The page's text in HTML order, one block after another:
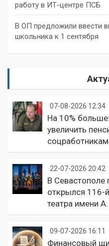
работу в ИТ-центре ПСБ
В ОП предложили ввести
школьника к 1 сентября
07-08-2026 12:34
На 10%
увеличить
соцработникам
22-07-2026 20:42
В Севастополе
открылся 116-
театра имени
09-07-2026 16:11
Финансовый